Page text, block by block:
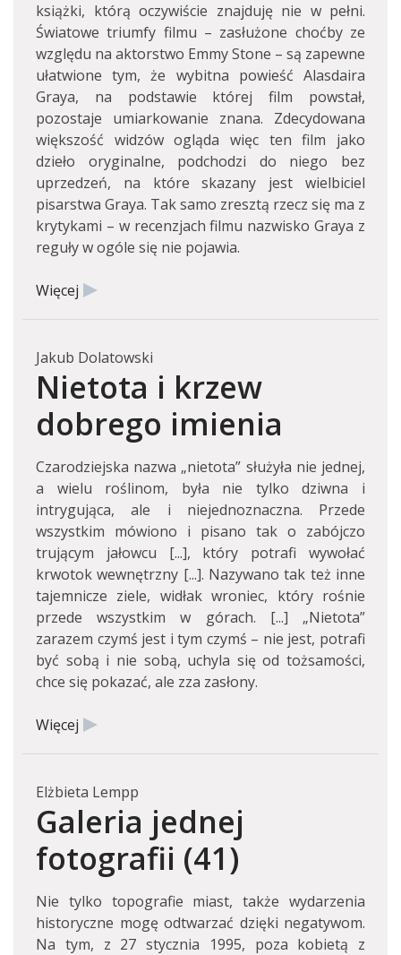
książki, którą oczywiście znajduję nie w pełni.
Światowe triumfy filmu – zasłużone choćby ze
względu na aktorstwo Emmy Stone – są zapewne
ułatwione tym, że wybitna powieść Alasdaira
Graya, na podstawie której film powstał,
pozostaje umiarkowanie znana. Zdecydowana
większość widzów ogląda więc ten film jako
dzieło oryginalne, podchodzi do niego bez
uprzedzeń, na które skazany jest wielbiciel
pisarstwa Graya. Tak samo zresztą rzecz się ma z
krytykami – w recenzjach filmu nazwisko Graya z
reguły w ogóle się nie pojawia.
Więcej
Jakub Dolatowski
Nietota i krzew
dobrego imienia
Czarodziejska nazwa „nietota” służyła nie jednej,
a wielu roślinom, była nie tylko dziwna i
intrygująca, ale i niejednoznaczna. Przede
wszystkim mówiono i pisano tak o zabójczo
trującym jałowcu [...], który potrafi wywołać
krwotok wewnętrzny [...]. Nazywano tak też inne
tajemnicze ziele, widłak wroniec, który rośnie
przede wszystkim w górach. [...] „Nietota”
zarazem czymś jest i tym czymś – nie jest, potrafi
być sobą i nie sobą, uchyla się od tożsamości,
chce się pokazać, ale zza zasłony.
Więcej
Elżbieta Lempp
Galeria jednej
fotografii (41)
Nie tylko topografie miast, także wydarzenia
historyczne mogę odtwarzać dzięki negatywom.
Na tym, z 27 stycznia 1995, poza kobietą z